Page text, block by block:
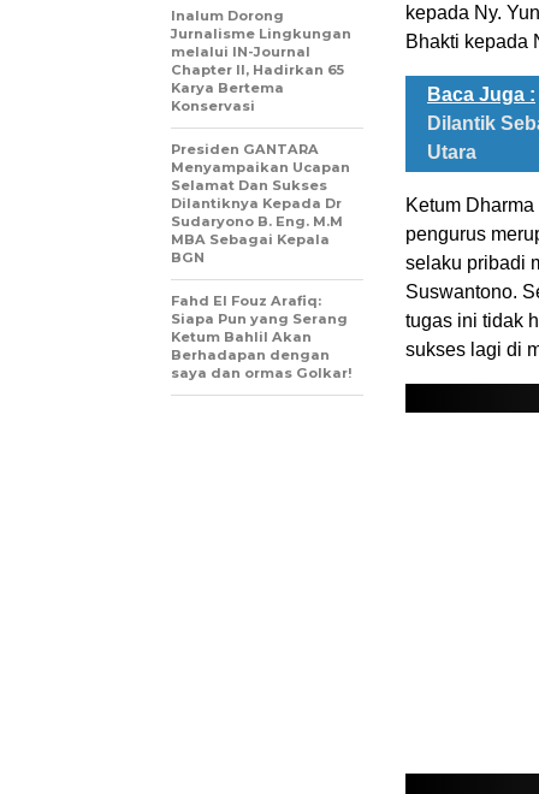
kepada Ny.
Bhakti kepada
Baca Juga :
Dilantik
Utara
Ketum
pengurus
selaku pribadi
Suswantono.
tugas ini tidak
sukses lagi di
Inalum Dorong
Jurnalisme Lingkungan
melalui IN-Journal
Chapter II, Hadirkan 65
Karya Bertema
Konservasi
Presiden GANTARA
Menyampaikan Ucapan
Selamat Dan Sukses
Dilantiknya Kepada Dr
Sudaryono B. Eng. M.M
MBA Sebagai Kepala
BGN
Fahd El Fouz Arafiq:
Siapa Pun yang Serang
Ketum Bahlil Akan
Berhadapan dengan
saya dan ormas Golkar!